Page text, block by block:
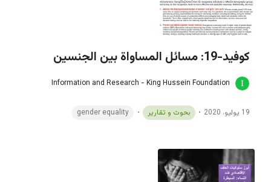
كوفيد-19: مسائل المساواة بين الجنسين
Information and Research - King Hussein Foundation
19 يوليو، 2020 بحوث و تقارير gender equality